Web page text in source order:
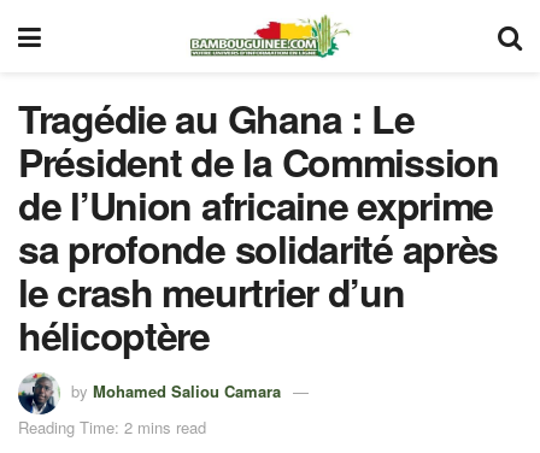
Tragédie au Ghana : Le
Président de la Commission
de l’Union africaine exprime
sa profonde solidarité après
le crash meurtrier d’un
hélicoptère
by Mohamed Saliou Camara
Reading Time: 2 mins read